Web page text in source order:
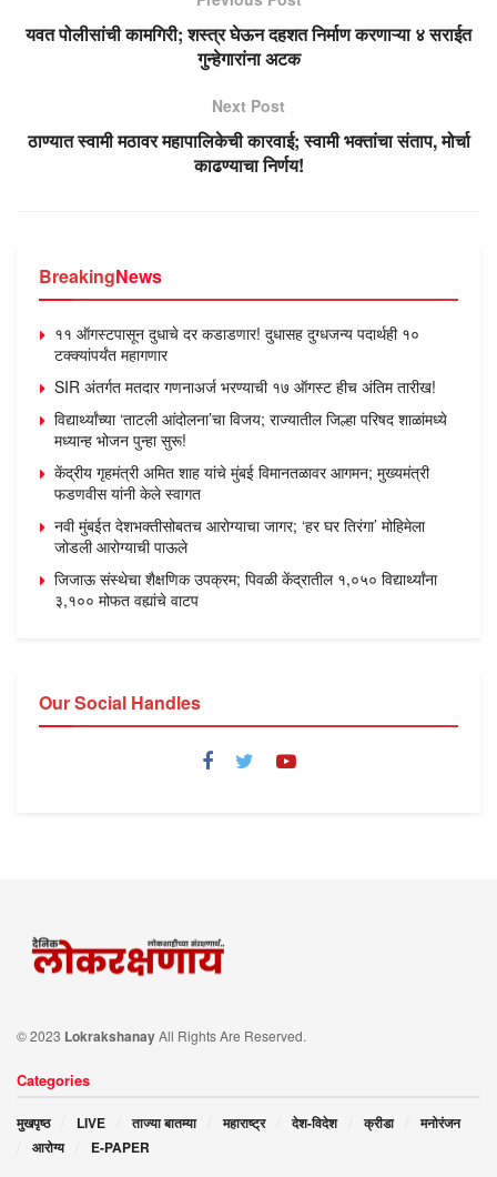
यवत पोलीसांची कामगिरी; शस्त्र घेऊन दहशत निर्माण करणाऱ्या ४ सराईत
गुन्हेगारांना अटक
Next Post
ठाण्यात स्वामी मठावर महापालिकेची कारवाई; स्वामी भक्तांचा संताप, मोर्चा
काढण्याचा निर्णय!
BreakingNews
११ ऑगस्टपासून दुधाचे दर कडाडणार! दुधासह दुग्धजन्य पदार्थही १०
टक्क्यांपर्यंत महागणार
SIR अंतर्गत मतदार गणनाअर्ज भरण्याची १७ ऑगस्ट हीच अंतिम तारीख!
विद्यार्थ्यांच्या ‘ताटली आंदोलना’चा विजय; राज्यातील जिल्हा परिषद शाळांमध्ये
मध्यान्ह भोजन पुन्हा सुरू!
केंद्रीय गृहमंत्री अमित शाह यांचे मुंबई विमानतळावर आगमन; मुख्यमंत्री
फडणवीस यांनी केले स्वागत
नवी मुंबईत देशभक्तीसोबतच आरोग्याचा जागर; ‘हर घर तिरंगा’ मोहिमेला
जोडली आरोग्याची पाऊले
जिजाऊ संस्थेचा शैक्षणिक उपक्रम; पिवळी केंद्रातील १,०५० विद्यार्थ्यांना
३,१०० मोफत वह्यांचे वाटप
Our Social Handles
© 2023 LokrakshanayAll Rights Are Reserved.
Categories
मुखपृष्ठ LIVE ताज्या बातम्या महाराष्ट्र देश-विदेश क्रीडा
मनोरंजन
आरोग्य
E-PAPER